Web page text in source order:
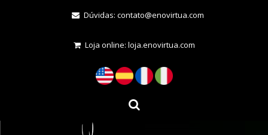
Dúvidas: contato@enovirtua.com
Loja online: loja.enovirtua.com